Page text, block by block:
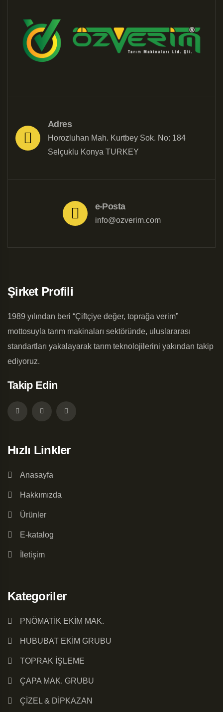
Adres
Horozluhan Mah. Kurtbey Sok. No: 184
Selçuklu Konya TURKEY
e-Posta
info@ozverim.com
Şirket Profili
1989 yılından beri “Çiftçiye değer, toprağa verim”
mottosuyla tarım makinaları sektöründe, uluslararası
standartları yakalayarak tarım teknolojilerini yakından takip
ediyoruz.
Takip Edin
Hızlı Linkler
Anasayfa
Hakkımızda
Ürünler
E-katalog
İletişim
Kategoriler
PNÖMATİK EKİM MAK.
HUBUBAT EKİM GRUBU
TOPRAK İŞLEME
ÇAPA MAK. GRUBU
ÇİZEL & DİPKAZAN